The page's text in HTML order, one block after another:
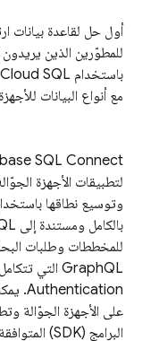
للمطوّرين الذين
باستخدام Cloud SQL
مع أنواع البيانات
SQL Connect
لتطبيقات الأجهزة
بالكامل ومستندة إلى
للمخططات وطلبات
GraphQL التي تتكامل بشكل جيد مع
Authentication
.
على الأجهزة الجوّالة